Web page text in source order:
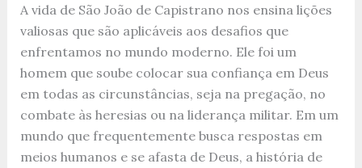
A vida de São João de Capistrano nos ensina lições
valiosas que são aplicáveis aos desafios que
enfrentamos no mundo moderno. Ele foi um
homem que soube colocar sua confiança em Deus
em todas as circunstâncias, seja na pregação, no
combate às heresias ou na liderança militar. Em um
mundo que frequentemente busca respostas em
meios humanos e se afasta de Deus, a história de